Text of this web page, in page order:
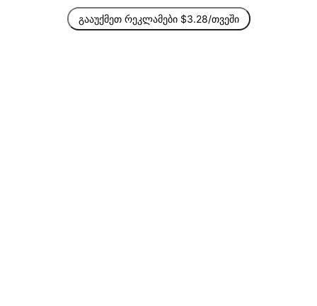
გააუქმეთ რეკლამები $3.28/თვეში